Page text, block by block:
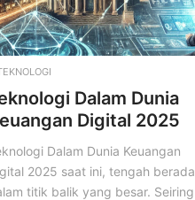
Dalam Dunia
Digital 2025
Dalam Dunia Keuangan
2025 saat ini, tengah berada
titik balik yang besar. Seiring